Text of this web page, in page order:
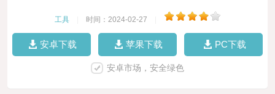
工具 时间：2024-02-27
安卓下载 苹果下载 PC下载
安卓市场，安全绿色